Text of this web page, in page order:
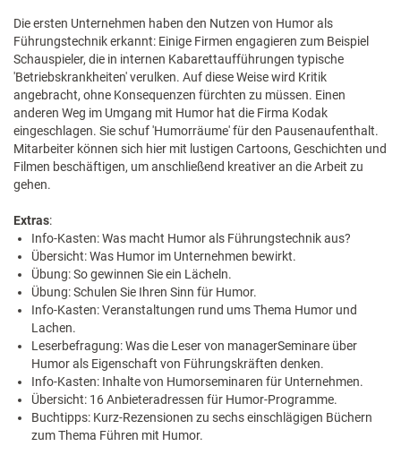
Die ersten Unternehmen haben den Nutzen von Humor als
Führungstechnik erkannt: Einige Firmen engagieren zum Beispiel
Schauspieler, die in internen Kabarettaufführungen typische
'Betriebskrankheiten' verulken. Auf diese Weise wird Kritik
angebracht, ohne Konsequenzen fürchten zu müssen. Einen
anderen Weg im Umgang mit Humor hat die Firma Kodak
eingeschlagen. Sie schuf 'Humorräume' für den Pausenaufenthalt.
Mitarbeiter können sich hier mit lustigen Cartoons, Geschichten und
Filmen beschäftigen, um anschließend kreativer an die Arbeit zu
gehen.
Extras:
Info-Kasten: Was macht Humor als Führungstechnik aus?
Übersicht: Was Humor im Unternehmen bewirkt.
Übung: So gewinnen Sie ein Lächeln.
Übung: Schulen Sie Ihren Sinn für Humor.
Info-Kasten: Veranstaltungen rund ums Thema Humor und
Lachen.
Leserbefragung: Was die Leser von managerSeminare über
Humor als Eigenschaft von Führungskräften denken.
Info-Kasten: Inhalte von Humorseminaren für Unternehmen.
Übersicht: 16 Anbieteradressen für Humor-Programme.
Buchtipps: Kurz-Rezensionen zu sechs einschlägigen Büchern
zum Thema Führen mit Humor.